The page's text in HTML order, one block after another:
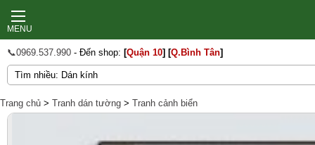
MENU
📞0969.537.990 - Đến shop: [Quận 10] [Q.Bình Tân]
Trang chủ > Tranh dán tường > Tranh cảnh biển